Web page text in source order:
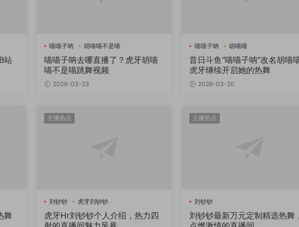
站
喵喵子呐 胡喵喵不是喵
喵喵子呐去哪直播了？虎牙胡喵
喵不是喵跳舞视频
2026-03-23
喵喵子呐 胡喵喵
昔日斗鱼“喵喵子呐”改名胡喵
虎牙继续开启她的热舞
2026-03-20
舞
主播热点
刘钞钞 虎牙刘钞钞
虎牙Hr刘钞钞个人介绍，热力四
主播热点
刘钞钞
刘钞钞最新万元定制精选热舞